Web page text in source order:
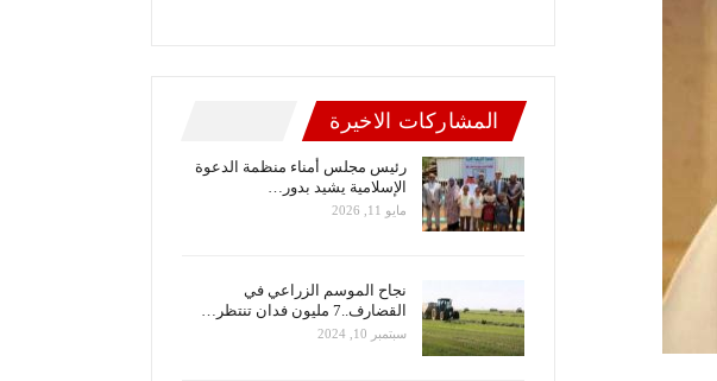
المشاركات الاخيرة
رئيس مجلس أمناء منظمة الدعوة
الإسلامية يشيد بدور…
مايو 11, 2026
نجاح الموسم الزراعي في
القضارف..7 مليون فدان تنتظر…
سبتمبر 10, 2024